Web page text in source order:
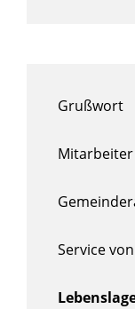
Grußwort
Mitarbeiter
Service